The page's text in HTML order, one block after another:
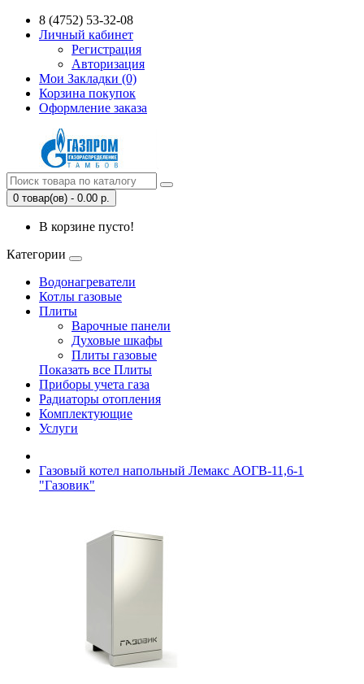
8 (4752) 53-32-08
Личный кабинет
Регистрация
Авторизация
Мои Закладки (0)
Корзина покупок
Оформление заказа
0 товар(ов) - 0.00 р.
В корзине пусто!
Категории
Водонагреватели
Котлы газовые
Плиты
Варочные панели
Духовые шкафы
Плиты газовые
Показать все Плиты
Приборы учета газа
Радиаторы отопления
Комплектующие
Услуги
Газовый котел напольный Лемакс АОГВ-11,6-1
"Газовик"